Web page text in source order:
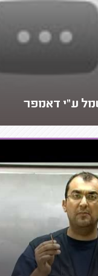
ע"י דאמפר